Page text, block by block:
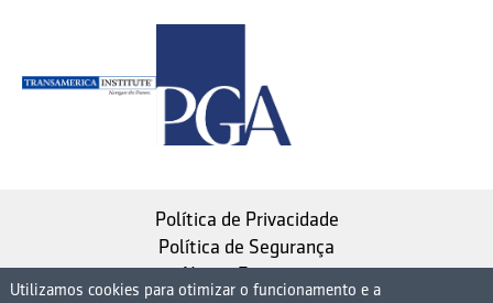
Política de Privacidade
Política de Segurança
Nosso Estatuto
Utilizamos cookies para otimizar o funcionamento e a